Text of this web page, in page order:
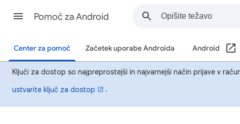
Pomoč za Android
Center za pomoč Začetek uporabe Androida Android
Ključi za dostop so najpreprostejši in najvarnejši način prijave v
ustvarite ključ za dostop
.